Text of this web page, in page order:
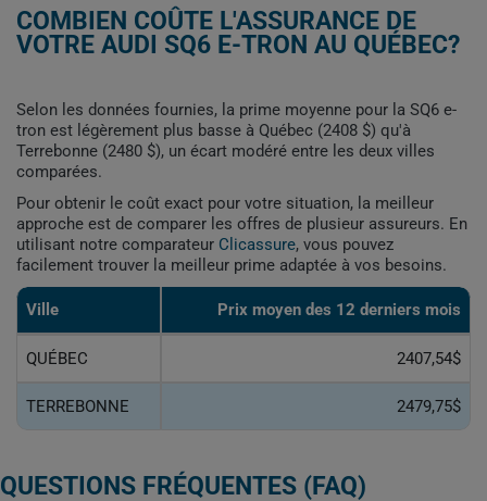
COMBIEN COÛTE L'ASSURANCE DE
VOTRE AUDI SQ6 E-TRON AU QUÉBEC?
Selon les données fournies, la prime moyenne pour la SQ6 e-
tron est légèrement plus basse à Québec (2408 $) qu'à
Terrebonne (2480 $), un écart modéré entre les deux villes
comparées.
Pour obtenir le coût exact pour votre situation, la meilleur
approche est de comparer les offres de plusieur assureurs. En
utilisant notre comparateur Clicassure, vous pouvez
facilement trouver la meilleur prime adaptée à vos besoins.
Ville Prix ​​moyen des 12 derniers mois
QUÉBEC 2407,54$
TERREBONNE 2479,75$
QUESTIONS FRÉQUENTES (FAQ)